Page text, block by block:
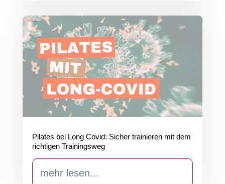
Pilates bei Long Covid: Sicher trainieren mit dem
richtigen Trainingsweg
mehr lesen...